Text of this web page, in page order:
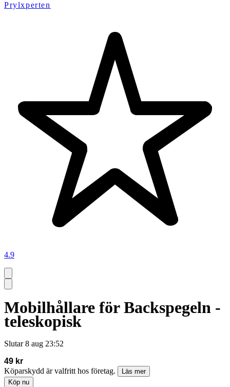
Prylxperten
4.9
Mobilhållare för Backspegeln -
teleskopisk
Slutar 8 aug 23:52
49 kr
Köparskydd är valfritt hos företag.
Läs mer
Köp nu